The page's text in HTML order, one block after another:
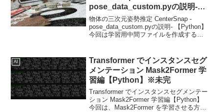
pose_data_custom.pyの説明-
【Python】
物体の三次元姿勢推定 CenterSnap -
pose_data_custom.pyの説明- 【Python】
今回は学習用中間ファイルを作成するた
AI
Transformer でインスタンスセグ
メンテーション Mask2Former 学
習編【Python】※未完
Transformer でインスタンスセグメンテー
ション Mask2Former 学習編【Python】
今回は、Mask2Former を学習させる方法